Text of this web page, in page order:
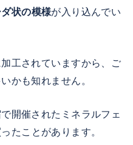
ダ状の模様が入り込んでい
工されていますから、ご
かも知れません。
開催されたミネラルフェ
ったことがあります。